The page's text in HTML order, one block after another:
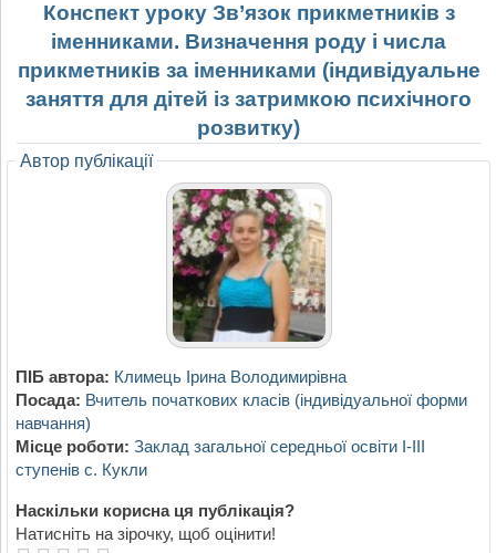
Конспект уроку Зв’язок прикметників з
іменниками. Визначення роду і числа
прикметників за іменниками (індивідуальне
заняття для дітей із затримкою психічного
розвитку)
Автор публікації
ПІБ автора: Климець Ірина Володимирівна
Посада: Вчитель початкових класів (індивідуальної форми
навчання)
Місце роботи: Заклад загальної середньої освіти І-ІІІ
ступенів с. Кукли
Наскільки корисна ця публікація?
Натисніть на зірочку, щоб оцінити!